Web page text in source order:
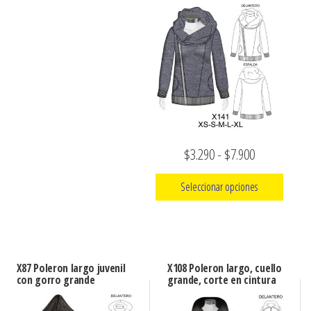
variantes.
Las
opciones
pueden
elegir
en
la
página
de
producto
$3.290- $7.900Rango
de
precios:
hasta
$7.900
Seleccionar opciones
múltiples
variantes.
X108 Poleron largo, cuello
grande, corte en cintura
X87 Poleron largo juvenil
con gorro grande